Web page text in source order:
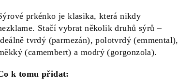
prkénko je klasika, která nikdy
Stačí vybrat několik druhů sýrů –
tvrdý (parmezán), polotvrdý (emmental),
(camembert) a modrý (gorgonzola).
k tomu přidat: